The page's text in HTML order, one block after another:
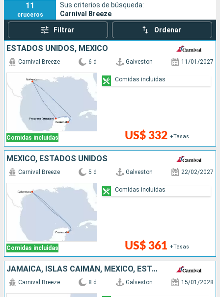
11
cruceros
Sus criterios de búsqueda:
Carnival Breeze
Filtrar Ordenar
ESTADOS UNIDOS, MÉXICO
Comidas incluidas
Carnival Breeze 6 d Galveston 11/01/2027
US$ 332 +Tasas
Comidas incluidas
MÉXICO, ESTADOS UNIDOS
Comidas incluidas
Carnival Breeze 5 d Galveston 22/02/2027
US$ 361 +Tasas
Comidas incluidas
JAMAICA, ISLAS CAIMÁN, MÉXICO, ESTADOS UNIDOS
Carnival Breeze 8 d Galveston 15/01/2028